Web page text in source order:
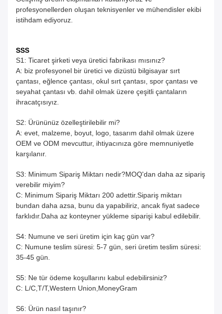
profesyonellerden oluşan teknisyenler ve mühendisler ekibi
istihdam ediyoruz.
SSS
S1: Ticaret şirketi veya üretici fabrikası mısınız?
A: biz profesyonel bir üretici ve dizüstü bilgisayar sırt
çantası, eğlence çantası, okul sırt çantası, spor çantası ve
seyahat çantası vb. dahil olmak üzere çeşitli çantaların
ihracatçısıyız.
S2: Ürününüz özelleştirilebilir mi?
A: evet, malzeme, boyut, logo, tasarım dahil olmak üzere
OEM ve ODM mevcuttur, ihtiyacınıza göre memnuniyetle
karşılanır.
S3: Minimum Sipariş Miktarı nedir?MOQ'dan daha az sipariş
verebilir miyim?
C: Minimum Sipariş Miktarı 200 adettir.Sipariş miktarı
bundan daha azsa, bunu da yapabiliriz, ancak fiyat sadece
farklıdır.Daha az konteyner yükleme siparişi kabul edilebilir.
S4: Numune ve seri üretim için kaç gün var?
C: Numune teslim süresi: 5-7 gün, seri üretim teslim süresi:
35-45 gün.
S5: Ne tür ödeme koşullarını kabul edebilirsiniz?
C: L/C,T/T,Western Union,MoneyGram
S6: Ürün nasıl taşınır?